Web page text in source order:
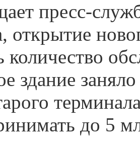
пресс-
открытие
количество
здание
до 5